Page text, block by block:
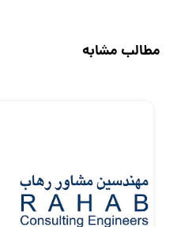
رزومه
گزارش‌های آماری
مصاحبه شغلی
معرفی شرکت ها
مطالب مشابه